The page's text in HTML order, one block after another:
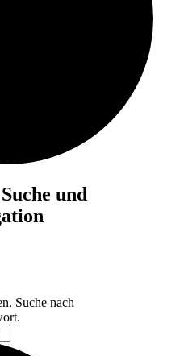
und
Suche nach